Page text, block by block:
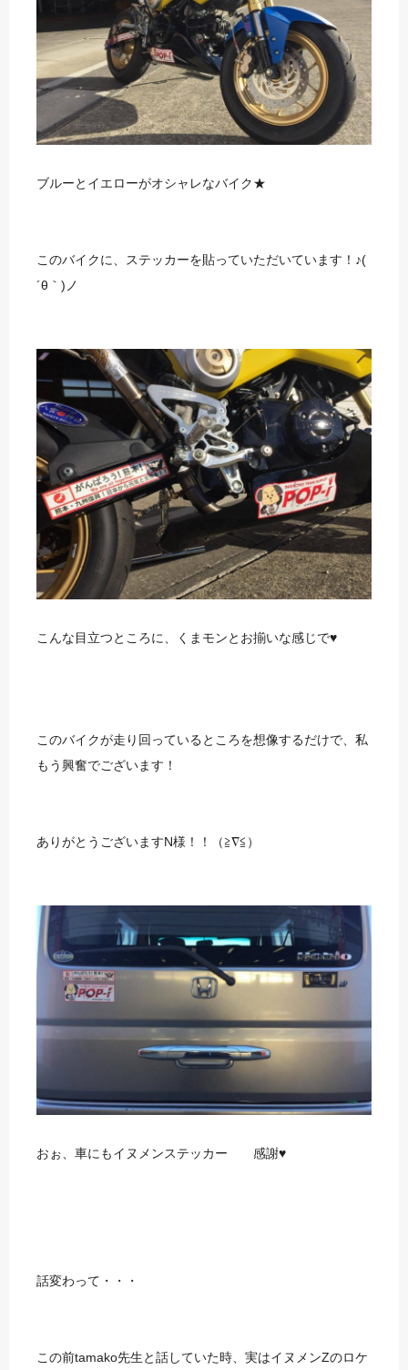
ブルーとイエローがオシャレなバイク★
このバイクに、ステッカーを貼っていただいています！♪(
´θ｀)ノ
こんな目立つところに、くまモンとお揃いな感じで♥
このバイクが走り回っているところを想像するだけで、私
もう興奮でございます！
ありがとうございますN様！！（≧∇≦）
おぉ、車にもイヌメンステッカー 感謝♥
話変わって・・・
この前tamako先生と話していた時、実はイヌメンZのロケ